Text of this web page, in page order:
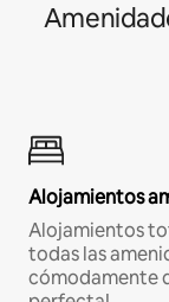
Alojamientos
Alojamientos
todas las
cómodamente